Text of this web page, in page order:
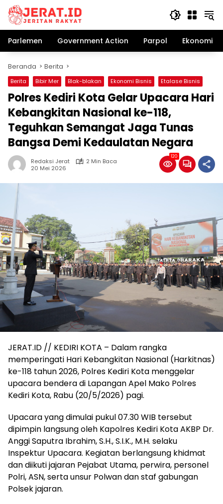
Langsung
konten
Parlemen
Government Action Parpol Ekonomi
Beranda Berita
Berita Bibir Mer Blak-blakan Ekonomi Bisnis Etalase Bisnis
Polres Kediri Kota Gelar Upacara Hari
Kebangkitan Nasional ke-118,
Teguhkan Semangat Jaga Tunas
Bangsa Demi Kedaulatan Negara
Redaksi Jerat
2 Min Baca
20 Mei 2026
120
JERAT.ID // KEDIRI KOTA – Dalam rangka
memperingati Hari Kebangkitan Nasional (Harkitnas)
ke-118 tahun 2026, Polres Kediri Kota menggelar
upacara bendera di Lapangan Apel Mako Polres
Kediri Kota, Rabu (20/5/2026) pagi.
Upacara yang dimulai pukul 07.30 WIB tersebut
dipimpin langsung oleh Kapolres Kediri Kota AKBP Dr.
Anggi Saputra Ibrahim, S.H., S.I.K., M.H. selaku
Inspektur Upacara. Kegiatan berlangsung khidmat
dan diikuti jajaran Pejabat Utama, perwira, personel
Polri, ASN, serta unsur Polwan dan staf gabungan
Polsek jajaran.